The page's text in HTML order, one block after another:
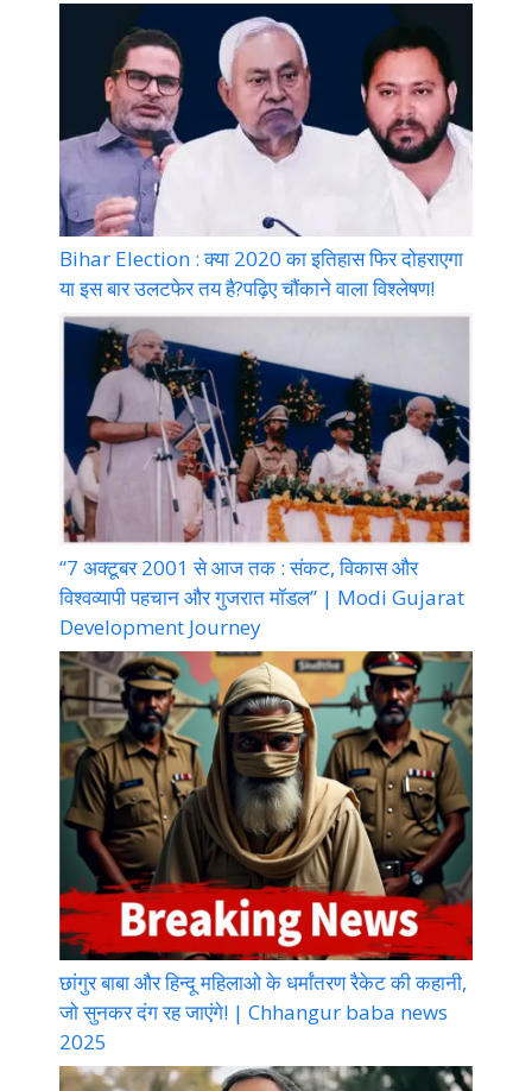
Bihar Election : क्या 2020 का इतिहास फिर दोहराएगा
या इस बार उलटफेर तय है?पढ़िए चौंकाने वाला विश्लेषण!
“7 अक्टूबर 2001 से आज तक : संकट, विकास और
विश्वव्यापी पहचान और गुजरात मॉडल” | Modi Gujarat
Development Journey
छांगुर बाबा और हिन्दू महिलाओ के धर्मांतरण रैकेट की कहानी,
जो सुनकर दंग रह जाएंगे! | Chhangur baba news
2025